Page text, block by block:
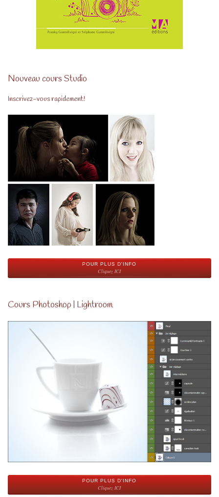
Nouveau cours Studio
Inscrivez-vous rapidement!
POUR PLUS D'INFO
Cliquez ICI
Cours Photoshop | Lightroom
POUR PLUS D'INFO
Cliquez ICI